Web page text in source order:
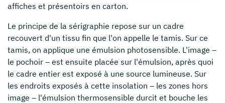
affiches et présentoirs en carton.
Le principe de la sérigraphie repose sur un cadre
recouvert d'un tissu fin que l'on appelle le tamis. Sur ce
tamis, on applique une émulsion photosensible. L'image –
le pochoir – est ensuite placée sur l'émulsion, après quoi
le cadre entier est exposé à une source lumineuse. Sur
les endroits exposés à cette insolation – les zones hors
image – l'émulsion thermosensible durcit et bouche les